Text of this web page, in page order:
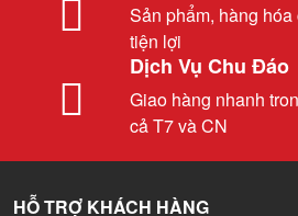
Sản phẩm, hàng
tiện lợi
Dịch Vụ Chu Đáo
Giao hàng nhanh
cả T7 và CN
HỖ TRỢ KHÁCH HÀNG